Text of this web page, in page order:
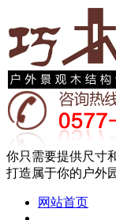
你只需要提供尺寸
打造属于你的户外
网站首页